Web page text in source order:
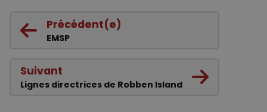
Précédent(e)
EMSP
Suivant
Lignes directrices de Robben Island